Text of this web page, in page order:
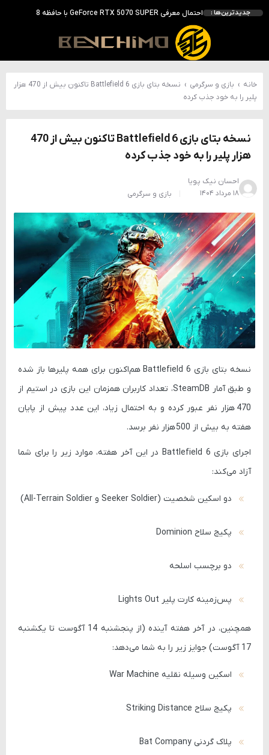
جدیدترین‌ها :
انویدیا DLSS 5 را با سه مدل هوش مصنوعی معرفی کرد؛ انتقادهای اولیه نتیجه داد
انویدیا پردازنده 88 هسته‌ای Vera را معرفی کرد؛ CPU اختصاصی برای نسل بعدی هوش مصنوعی
بالاخره سنسور Hotspot کارت‌های RTX 50 ظاهر شد؛ HWMonitor 1.65 تنها نماینده نمایش نیست
بررسی کیس GAMDIAS NESO P1 Pro؛ فول‌تاوری مهندسی‌شده برای سیستم‌های رده‌بالا
خانه › بازی و سرگرمی ›
نسخه بتای بازی Battlefield 6 تاکنون بیش از 470 هزار
پلیر را به خود جذب کرده
نسخه بتای بازی Battlefield 6 تاکنون بیش از 470
هزار پلیر را به خود جذب کرده
احسان نیک پویا
۱۸ مرداد ۱۴۰۴
بازی و سرگرمی
نسخه بتای بازی Battlefield 6هم‌اکنون برای همه پلیرها باز شده
و طبق آمار SteamDB، تعداد کاربران همزمان این بازی در استیم از
470 هزار نفر
عبور کرده و به احتمال زیاد، این عدد پیش از پایان
هفته به بیش از 500 هزار نفر برسد.
اجرای بازی Battlefield 6 در این آخر هفته، موارد زیر را برای شما
آزاد می‌کند:
دو اسکین شخصیت (Seeker Soldier و All-Terrain Soldier)
پکیج سلاح Dominion
دو برچسب اسلحه
پس‌زمینه کارت پلیر Lights Out
همچنین، در آخر هفته آینده (از پنجشنبه 14 آگوست تا یکشنبه
17 آگوست) جوایز زیر را به شما می‌دهد:
اسکین وسیله نقلیه War Machine
پکیج سلاح Striking Distance
پلاک گردنی Bat Company